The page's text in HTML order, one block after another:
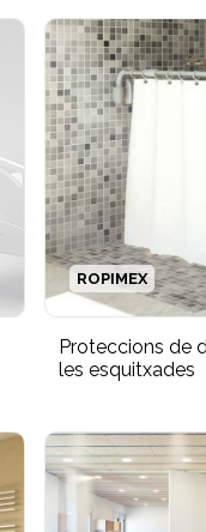
Proteccions de
les esquitxades
ROPIMEX